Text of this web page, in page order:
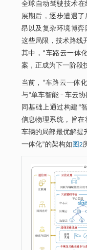
全球自动驾驶技术
展期后，逐步遭遇
昂以及复杂环境博
这些局限，技术路线
其中，“车路云一体
案，正成为下一阶段
当前，“车路云一体
与“单车智能 ‒ 车云
同基础上通过构建“
信息物理系统，旨
车辆的局部最优解提
一体化”的架构如 图2